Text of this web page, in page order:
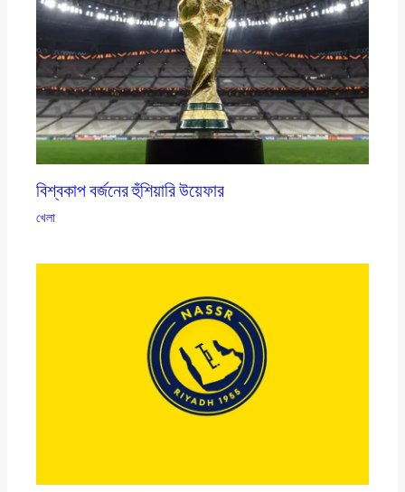
বিশ্বকাপ বর্জনের হুঁশিয়ারি উয়েফার
খেলা